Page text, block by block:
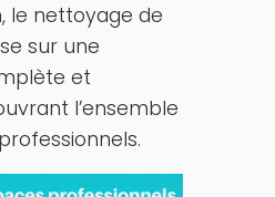
le nettoyage de
sur une
et
l’ensemble